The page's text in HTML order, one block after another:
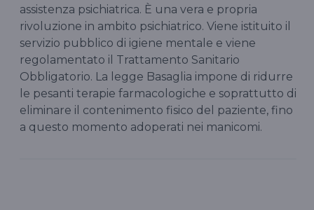
assistenza psichiatrica. È una vera e propria
rivoluzione in ambito psichiatrico. Viene istituito il
servizio pubblico di igiene mentale e viene
regolamentato il Trattamento Sanitario
Obbligatorio. La legge Basaglia impone di ridurre
le pesanti terapie farmacologiche e soprattutto di
eliminare il contenimento fisico del paziente, fino
a questo momento adoperati nei manicomi.